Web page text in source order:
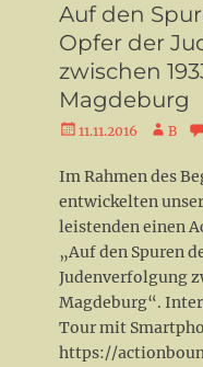
Auf den
Opfer der
zwischen
Magdeburg
Veröffentlicht
11.11.2016 Autor
B
Im Rahmen des
entwickelten
leistenden einen
„Auf den Spuren
Judenverfolgung
Magdeburg“.
Tour mit
https://